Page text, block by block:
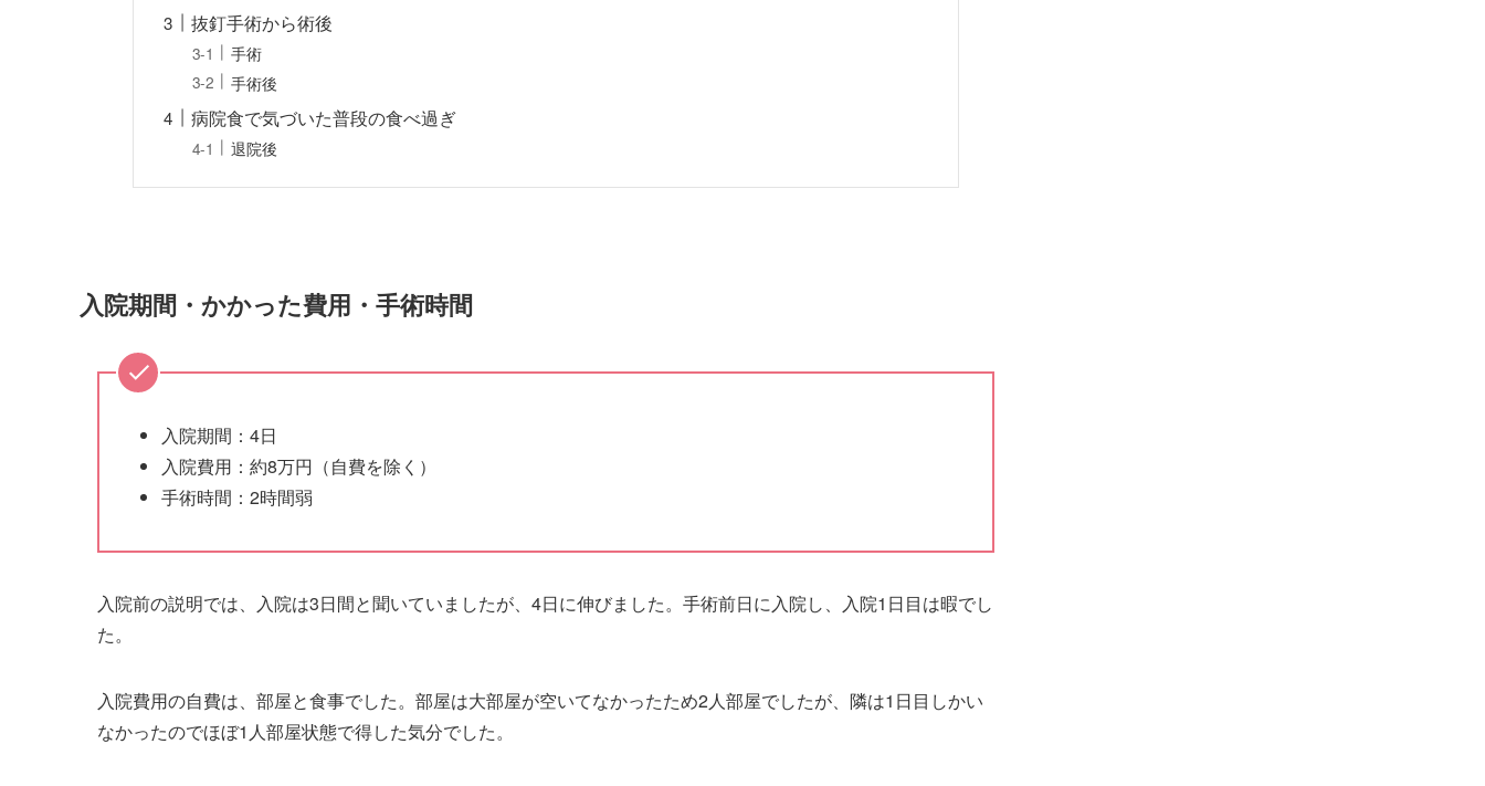
抜釘手術から術後
手術
手術後
病院食で気づいた普段の食べ過ぎ
退院後
入院期間・かかった費用・手術時間
入院期間：4日
入院費用：約8万円（自費を除く）
手術時間：2時間弱
入院前の説明では、入院は3日間と聞いていましたが、4日に伸びました。手術前日に入院し、入院1日目は暇でし
た。
入院費用の自費は、部屋と食事でした。部屋は大部屋が空いてなかったため2人部屋でしたが、隣は1日目しかい
なかったのでほぼ1人部屋状態で得した気分でした。